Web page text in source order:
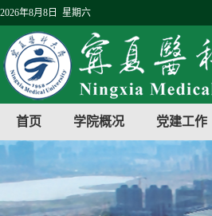
2026年8月8日 星期六
首页 学院概况 党建工作